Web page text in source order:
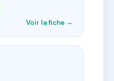
Voir la fiche →